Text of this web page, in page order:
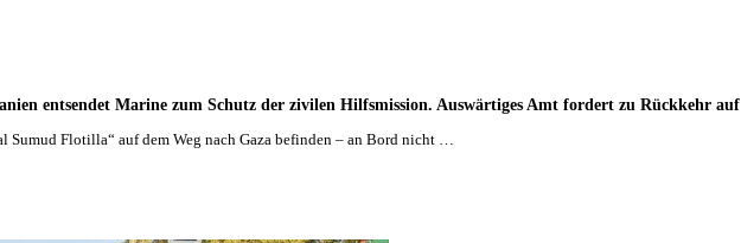
entsendet Marine zum Schutz der zivilen Hilfsmission. Auswärtiges Amt fordert zu Rückkehr auf
Sumud Flotilla“ auf dem Weg nach Gaza befinden – an Bord nicht …